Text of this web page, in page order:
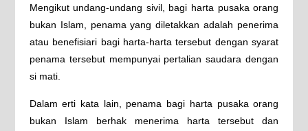
Mengikut undang-undang sivil, bagi harta pusaka orang
bukan Islam, penama yang diletakkan adalah penerima
atau benefisiari bagi harta-harta tersebut dengan syarat
penama tersebut mempunyai pertalian saudara dengan
si mati.
Dalam erti kata lain, penama bagi harta pusaka orang
bukan Islam berhak menerima harta tersebut dan